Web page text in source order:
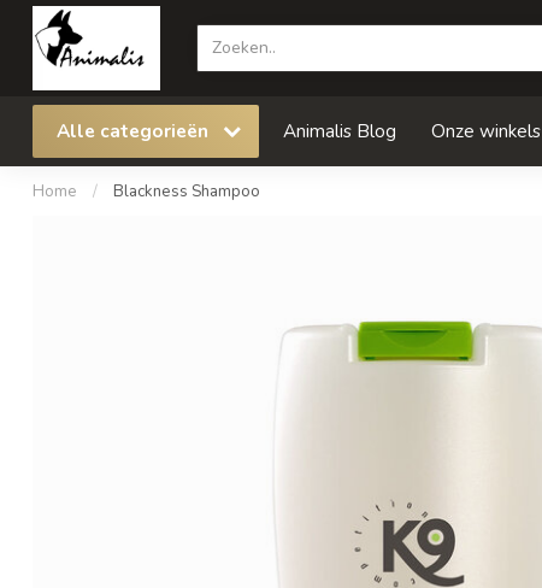
Alle categorieën Animalis Blog Onze winkels
Home / Blackness Shampoo